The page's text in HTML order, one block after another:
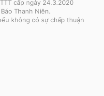
cấp ngày 24.3.2020
Thanh Niên.
không có sự chấp thuận